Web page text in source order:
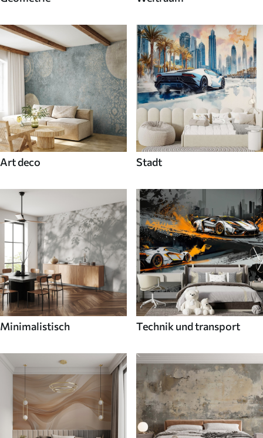
Art deco Stadt
Minimalistisch Technik und transport